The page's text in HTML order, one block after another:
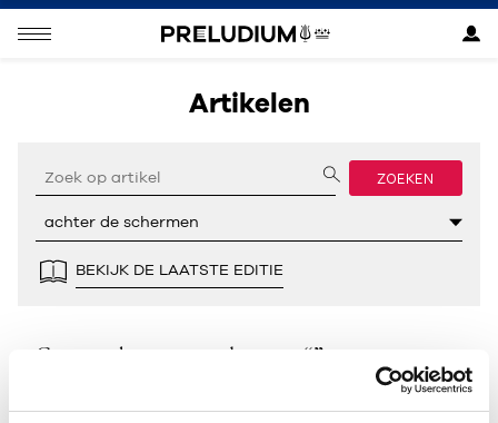
Artikelen
ZOEKEN
BEKIJK DE LAATSTE EDITIE
Geen resultaten gevonden voor “”.